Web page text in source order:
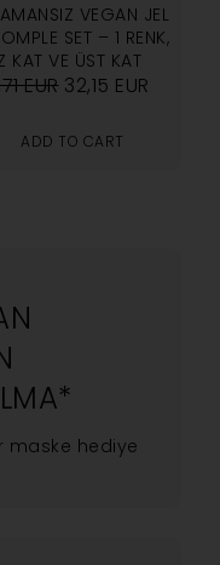
VEGAN JEL
SET – 1 RENK,
KAT VE ÜST KAT
EUR 32,15 EUR
ADD TO CART
maske hediye